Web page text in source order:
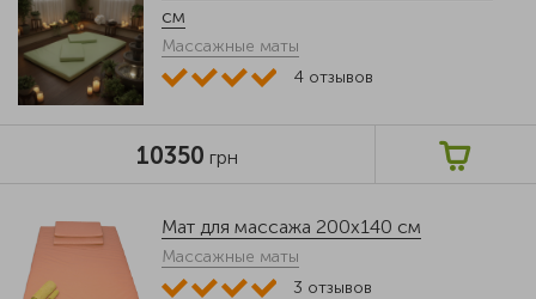
см
Массажные маты
4отзывов
10350 грн
Мат для массажа 200х140 см
Массажные маты
3 отзывов